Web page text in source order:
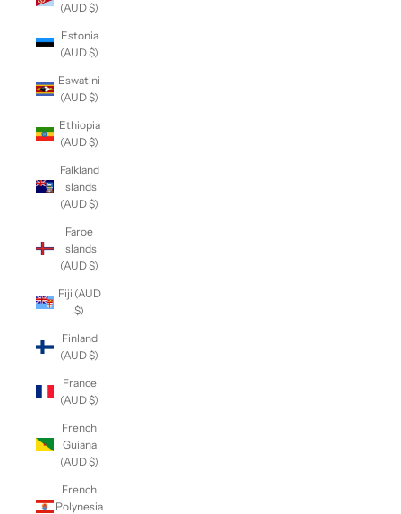
(AUD $)
Estonia
(AUD $)
Eswatini
(AUD $)
Ethiopia
(AUD $)
Falkland
Islands
(AUD $)
Faroe
Islands
(AUD $)
Fiji (AUD
$)
Finland
(AUD $)
France
(AUD $)
French
Guiana
(AUD $)
French
Polynesia